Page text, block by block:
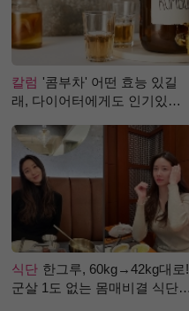
칼럼 '콤부차' 어떤 효능 있길
래, 다이어터에게도 인기있는
식단 한그루, 60kg→42kg대로!
군살 1도 없는 몸매비결 식단